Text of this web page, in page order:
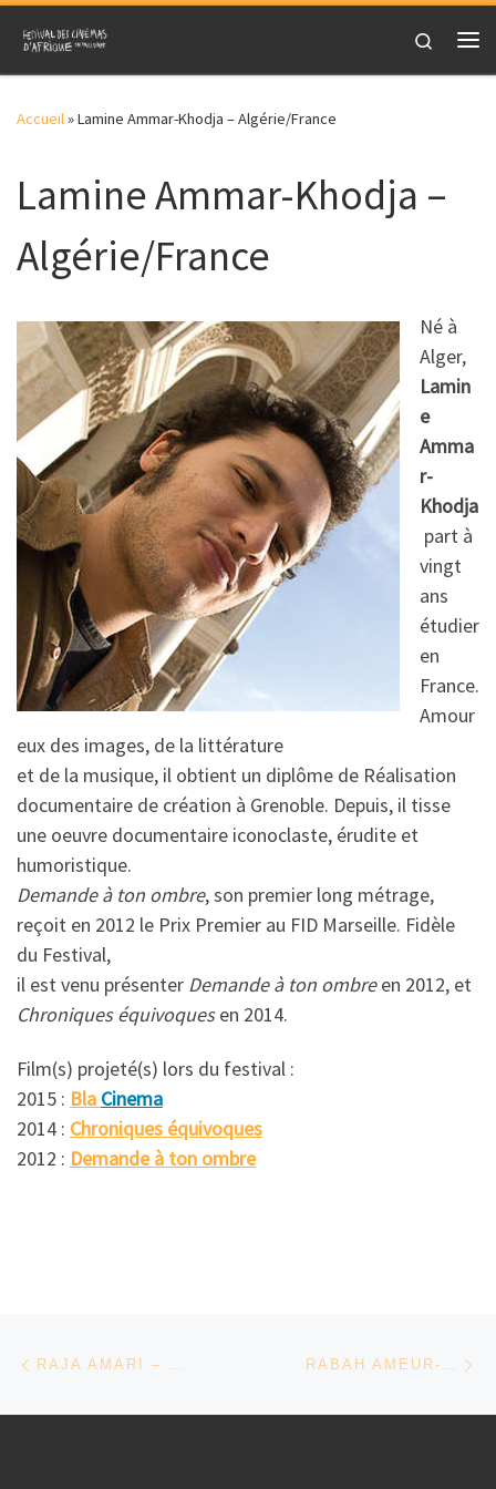
Skip to content
Search
Accueil»Lamine Ammar-Khodja – Algérie/France
Lamine Ammar-Khodja –
Algérie/France
Né à
Alger,
Lamin
e
Amma
r-
Khodja
part à
vingt
ans
étudier
en
France.
Amour
eux des images, de la littérature
et de la musique, il obtient un diplôme de Réalisation
documentaire de création à Grenoble. Depuis, il tisse
une oeuvre documentaire iconoclaste, érudite et
humoristique.
Demande à ton ombre, son premier long métrage,
reçoit en 2012 le Prix Premier au FID Marseille. Fidèle
du Festival,
il est venu présenter Demande à ton ombreen 2012, et
Chroniques équivoquesen 2014.
Film(s) projeté(s) lors du festival :
2015 : Bla Cinema
2014 : Chroniques équivoques
2012 : Demande à ton ombre
Parcourir les articles